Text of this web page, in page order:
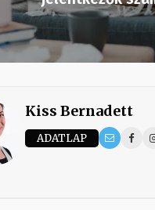
Kiss Bernadett
ADATLAP